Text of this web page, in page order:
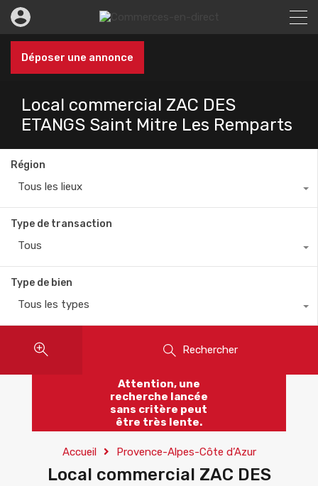
Déposer une annonce
Local commercial ZAC DES
ETANGS Saint Mitre Les Remparts
Région
Tous les lieux
Type de transaction
Tous
Type de bien
Tous les types
Rechercher
Attention, une
recherche lancée
sans critère peut
être très lente.
Accueil Provence-Alpes-Côte d’Azur
Local commercial ZAC DES